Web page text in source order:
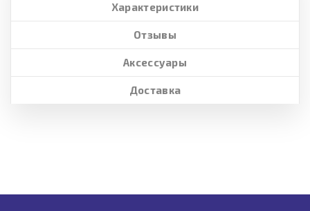
Характеристики
Отзывы
Аксессуары
Доставка